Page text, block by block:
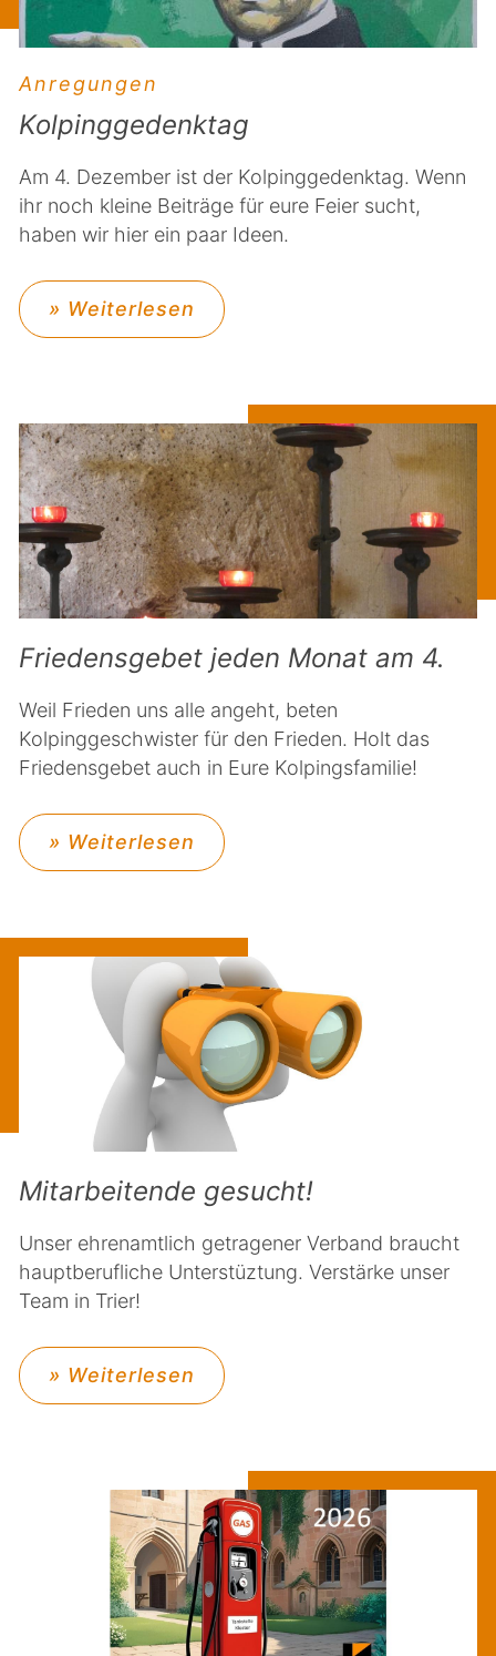
Anregungen
Kolpinggedenktag
Am 4. Dezember ist der Kolpinggedenktag. Wenn
ihr noch kleine Beiträge für eure Feier sucht,
haben wir hier ein paar Ideen.
» Weiterlesen
Friedensgebet jeden Monat am 4.
Weil Frieden uns alle angeht, beten
Kolpinggeschwister für den Frieden. Holt das
Friedensgebet auch in Eure Kolpingsfamilie!
» Weiterlesen
Mitarbeitende gesucht!
Unser ehrenamtlich getragener Verband braucht
hauptberufliche Unterstüztung. Verstärke unser
Team in Trier!
» Weiterlesen